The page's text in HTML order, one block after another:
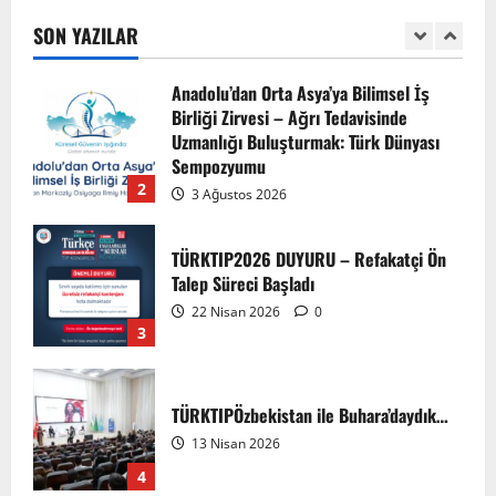
SON YAZILAR1
2
Anadolu’dan Orta Asya’ya Bilimsel İş
Birliği Zirvesi – Ağrı Tedavisinde
Uzmanlığı Buluşturmak: Türk Dünyası
Sempozyumu
3 Ağustos 2026
3
TÜRKTIP2026 DUYURU – Refakatçi Ön
Talep Süreci Başladı
22 Nisan 2026 0
4
TÜRKTIPÖzbekistan ile Buhara’daydık…
13 Nisan 2026